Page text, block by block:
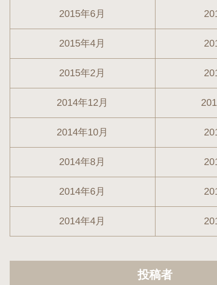
2015年6月
2015年4月
2015年2月
2014年12月
2014年10月
2014年8月
2014年6月
2014年4月
投稿者